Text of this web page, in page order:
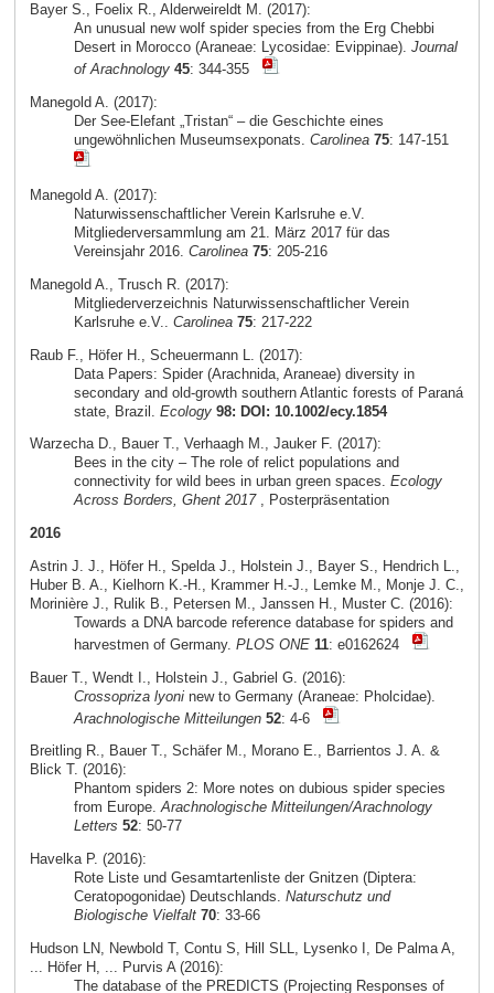
Bayer S., Foelix R., Alderweireldt M. (2017):
An unusual new wolf spider species from the Erg Chebbi
Desert in Morocco (Araneae: Lycosidae: Evippinae). Journal
of Arachnology 45: 344-355
Manegold A. (2017):
Der See-Elefant „Tristan“ – die Geschichte eines
ungewöhnlichen Museumsexponats. Carolinea 75: 147-151
Manegold A. (2017):
Naturwissenschaftlicher Verein Karlsruhe e.V.
Mitgliederversammlung am 21. März 2017 für das
Vereinsjahr 2016. Carolinea 75: 205-216
Manegold A., Trusch R. (2017):
Mitgliederverzeichnis Naturwissenschaftlicher Verein
Karlsruhe e.V.. Carolinea 75: 217-222
Raub F., Höfer H., Scheuermann L. (2017):
Data Papers: Spider (Arachnida, Araneae) diversity in
secondary and old-growth southern Atlantic forests of Paraná
state, Brazil. Ecology 98: DOI: 10.1002/ecy.1854
Warzecha D., Bauer T., Verhaagh M., Jauker F. (2017):
Bees in the city – The role of relict populations and
connectivity for wild bees in urban green spaces. Ecology
Across Borders, Ghent 2017, Posterpräsentation
2016
Astrin J. J., Höfer H., Spelda J., Holstein J., Bayer S., Hendrich L.,
Huber B. A., Kielhorn K.-H., Krammer H.-J., Lemke M., Monje J. C.,
Morinière J., Rulik B., Petersen M., Janssen H., Muster C. (2016):
Towards a DNA barcode reference database for spiders and
harvestmen of Germany. PLOS ONE 11: e0162624
Bauer T., Wendt I., Holstein J., Gabriel G. (2016):
Crossopriza lyoninew to Germany (Araneae: Pholcidae).
Arachnologische Mitteilungen 52: 4-6
Breitling R., Bauer T., Schäfer M., Morano E., Barrientos J. A. &
Blick T. (2016):
Phantom spiders 2: More notes on dubious spider species
from Europe.Arachnologische Mitteilungen/Arachnology
Letters 52: 50-77
Havelka P. (2016):
Rote Liste und Gesamtartenliste der Gnitzen (Diptera:
Ceratopogonidae) Deutschlands. Naturschutz und
Biologische Vielfalt 70: 33-66
Hudson LN, Newbold T, Contu S, Hill SLL, Lysenko I, De Palma A,
... Höfer H, ... Purvis A (2016):
The database of the PREDICTS (Projecting Responses of